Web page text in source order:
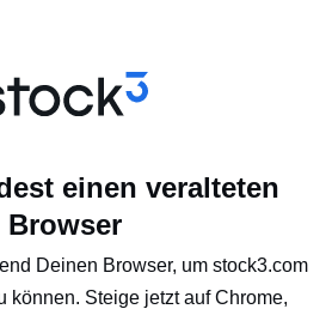
einen veralteten
Browser
Deinen Browser, um stock3.com
können. Steige jetzt auf Chrome,